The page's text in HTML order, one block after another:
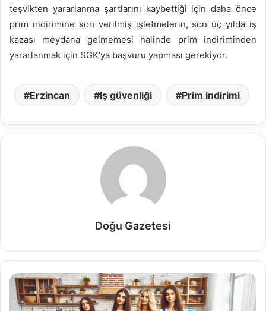
teşvikten yararlanma şartlarını kaybettiği için daha önce
prim indirimine son verilmiş işletmelerin, son üç yılda iş
kazası meydana gelmemesi halinde prim indiriminden
yararlanmak için SGK’ya başvuru yapması gerekiyor.
Erzincan Iş güvenliği Prim indirimi
Doğu Gazetesi